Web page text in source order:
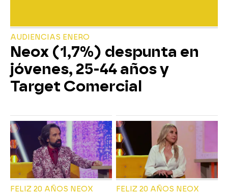
AUDIENCIAS ENERO
Neox (1,7%) despunta en
jóvenes, 25-44 años y
Target Comercial
FELIZ 20 AÑOS NEOX FELIZ 20 AÑOS NEOX